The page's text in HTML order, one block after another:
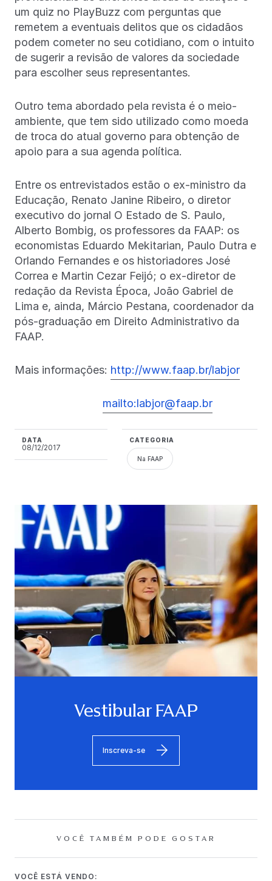
um quiz no PlayBuzz com perguntas que
remetem a eventuais delitos que os cidadãos
podem cometer no seu cotidiano, com o intuito
de sugerir a revisão de valores da sociedade
para escolher seus representantes.
Outro tema abordado pela revista é o meio-
ambiente, que tem sido utilizado como moeda
de troca do atual governo para obtenção de
apoio para a sua agenda política.
Entre os entrevistados estão o ex-ministro da
Educação, Renato Janine Ribeiro, o diretor
executivo do jornal O Estado de S. Paulo,
Alberto Bombig, os professores da FAAP: os
economistas Eduardo Mekitarian, Paulo Dutra e
Orlando Fernandes e os historiadores José
Correa e Martin Cezar Feijó; o ex-diretor de
redação da Revista Época, João Gabriel de
Lima e, ainda, Márcio Pestana, coordenador da
pós-graduação em Direito Administrativo da
FAAP.
Mais informações: http://www.faap.br/labjor
mailto:labjor@faap.br
DATA
08/12/2017
CATEGORIA
Na FAAP
Vestibular FAAP
Inscreva-se
VOCÊ TAMBÉM PODE GOSTAR
VOCÊ ESTÁ VENDO: